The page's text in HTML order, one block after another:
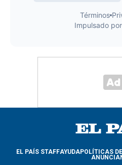
EL PAÍS STAFFAYUDAPOLÍTICAS